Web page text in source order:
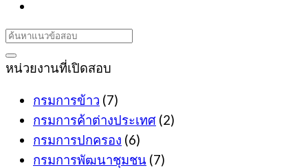
หน่วยงานที่เปิดสอบ
กรมการข้าว (7)
กรมการค้าต่างประเทศ (2)
กรมการปกครอง (6)
กรมการพัฒนาชุมชน (7)